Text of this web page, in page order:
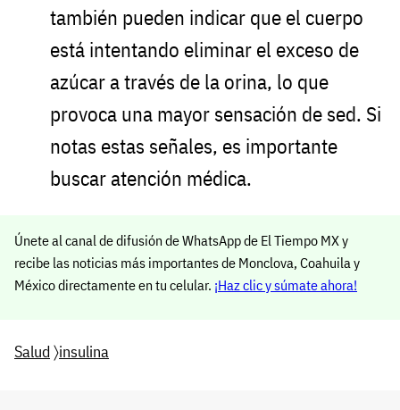
también pueden indicar que el cuerpo
está intentando eliminar el exceso de
azúcar a través de la orina, lo que
provoca una mayor sensación de sed. Si
notas estas señales, es importante
buscar atención médica.
Únete al canal de difusión de WhatsApp de El Tiempo MX y
recibe las noticias más importantes de Monclova, Coahuila y
México directamente en tu celular. ¡Haz clic y súmate ahora!
Salud 〉insulina